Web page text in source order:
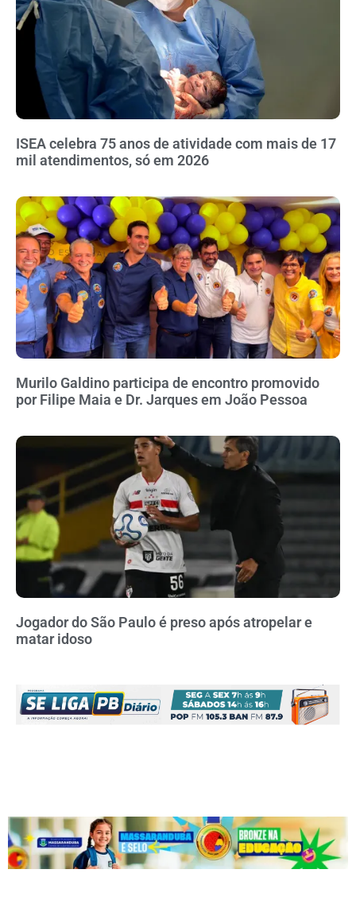
ISEA celebra 75 anos de atividade com mais de 17
mil atendimentos, só em 2026
Murilo Galdino participa de encontro promovido
por Filipe Maia e Dr. Jarques em João Pessoa
Jogador do São Paulo é preso após atropelar e
matar idoso